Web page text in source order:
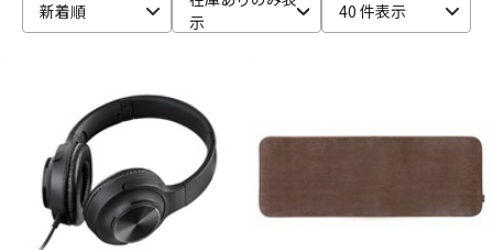
ベース ウクレレ
ドラム
キーボード
新着順
示
40 件表示